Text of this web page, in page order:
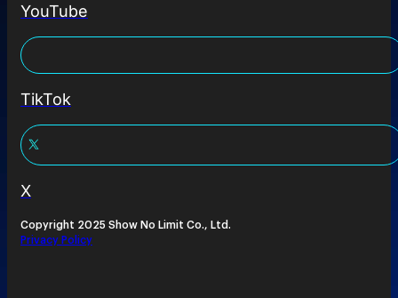
YouTube
TikTok
X
Copyright 2025 Show No Limit Co., Ltd.
Privacy Policy